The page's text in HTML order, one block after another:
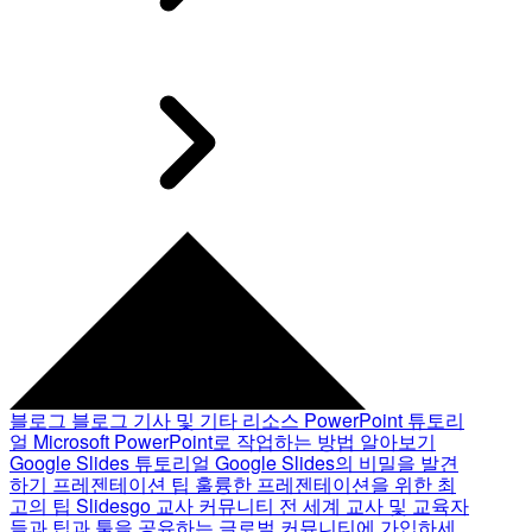
블로그 블로그 기사 및 기타 리소스 PowerPoint 튜토리
얼 Microsoft PowerPoint로 작업하는 방법 알아보기
Google Slides 튜토리얼 Google Slides의 비밀을 발견
하기 프레젠테이션 팁 훌륭한 프레젠테이션을 위한 최
고의 팁 Slidesgo 교사 커뮤니티 전 세계 교사 및 교육자